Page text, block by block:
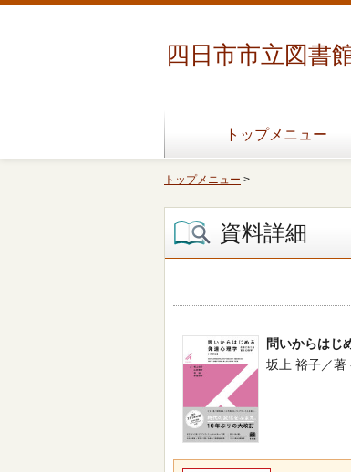
四日市市立図書
トップメニュー
トップメニュー >
資料詳細
問いからはじ
坂上 裕子／